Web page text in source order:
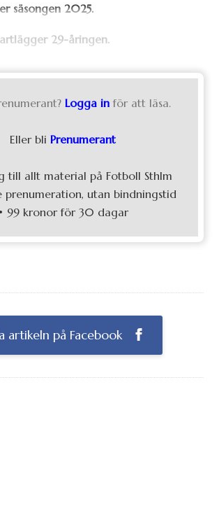
säsongen 2025.
29-åringen.
Logga in för att läsa.
Eller bli Prenumerant
till allt material på Fotboll Sthlm
prenumeration, utan bindningstid
• 99 kronor för 30 dagar
artikeln på Facebook